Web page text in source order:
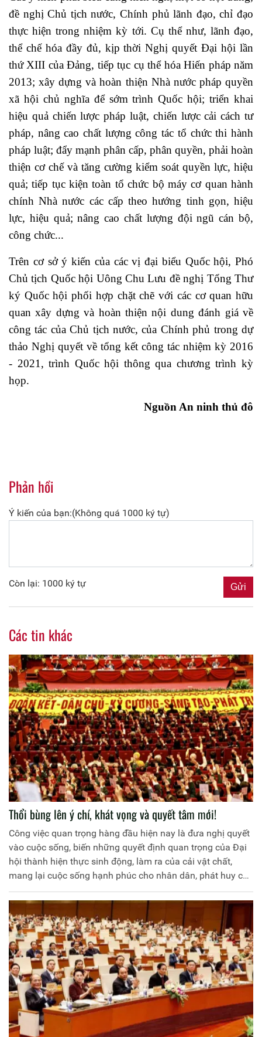
đề nghị Chủ tịch nước, Chính phủ lãnh đạo, chỉ đạo
thực hiện trong nhiệm kỳ tới. Cụ thể như, lãnh đạo,
thể chế hóa đầy đủ, kịp thời Nghị quyết Đại hội lần
thứ XIII của Đảng, tiếp tục cụ thể hóa Hiến pháp năm
2013; xây dựng và hoàn thiện Nhà nước pháp quyền
xã hội chủ nghĩa để sớm trình Quốc hội; triển khai
hiệu quả chiến lược pháp luật, chiến lược cải cách tư
pháp, nâng cao chất lượng công tác tổ chức thi hành
pháp luật; đẩy mạnh phân cấp, phân quyền, phải hoàn
thiện cơ chế và tăng cường kiểm soát quyền lực, hiệu
quả; tiếp tục kiện toàn tổ chức bộ máy cơ quan hành
chính Nhà nước các cấp theo hướng tinh gọn, hiệu
lực, hiệu quả; nâng cao chất lượng đội ngũ cán bộ,
công chức...
Trên cơ sở ý kiến của các vị đại biểu Quốc hội, Phó
Chủ tịch Quốc hội Uông Chu Lưu đề nghị Tổng Thư
ký Quốc hội phối hợp chặt chẽ với các cơ quan hữu
quan xây dựng và hoàn thiện nội dung đánh giá về
công tác của Chủ tịch nước, của Chính phủ trong dự
thảo Nghị quyết về tổng kết công tác nhiệm kỳ 2016
- 2021, trình Quốc hội thông qua chương trình kỳ
họp.
Nguồn An ninh thủ đô
Phản hồi
Ý kiến của bạn:(Không quá 1000 ký tự)
Còn lại: 1000 ký tự
Các tin khác
Thổi bùng lên ý chí, khát vọng và quyết tâm mới!
Công việc quan trọng hàng đầu hiện nay là đưa nghị quyết
vào cuộc sống, biến những quyết định quan trọng của Đại
hội thành hiện thực sinh động, làm ra của cải vật chất,
mang lại cuộc sống hạnh phúc cho nhân dân, phát huy cao
độ tinh thần yêu nước, ý chí tự lực, tự cường, sức mạnh đại
đoàn kết toàn dân tộc và khát vọng phát triển đất nước
phồn vinh, hạnh phúc, thực hiện thắng lợi Nghị quyết Đại
hội XIII của Đảng…